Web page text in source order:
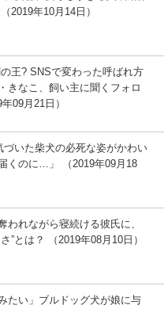
2019年10月14日）
王? SNSで変わった呼ばれ方
きなこ、飼い主に聞くフォロ
09月21日）
づいた柴犬の必死な姿がかわい
くのに…」 （2019年09月18
れながら寝続ける彼氏に、
”とは？ （2019年08月10日）
たい」ブルドッグ犬が娘に与